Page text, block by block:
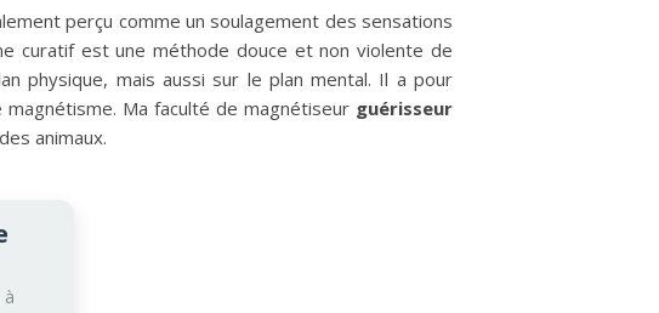
perçu comme un soulagement des sensations
curatif est une méthode douce et non violente de
physique, mais aussi sur le plan mental. Il a pour
Ma faculté de magnétiseur guérisseur
animaux.